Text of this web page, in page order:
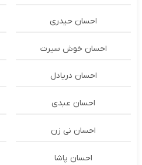
احسان حیدری
احسان خوش سیرت
احسان دریادل
احسان عبدی
احسان نی زن
احسان پاشا